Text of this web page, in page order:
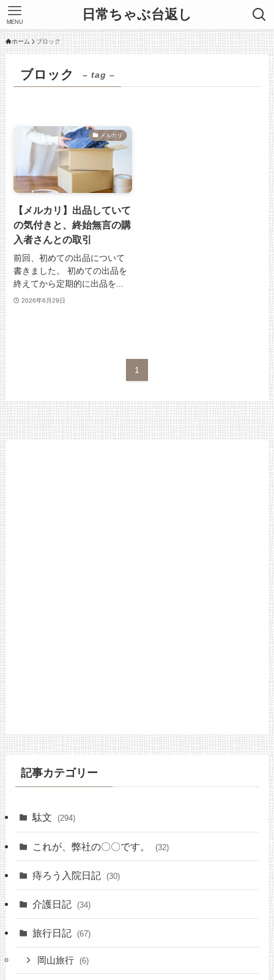
日常ちゃぶ台返し
MENU
ホーム ブロック
ブロック – tag –
メルカリ
【メルカリ】出品していて
の気付きと、終始無言の購
入者さんとの取引
前回、初めての出品について
書きました。 初めての出品を
終えてから定期的に出品を...
2026年6月29日
1
記事カテゴリー
駄文 (294)
これが、弊社の〇〇です。 (32)
痔ろう入院日記 (30)
介護日記 (34)
旅行日記 (67)
岡山旅行 (6)